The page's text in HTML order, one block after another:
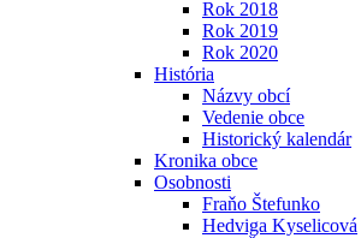
Rok 2018
Rok 2019
Rok 2020
História
Názvy obcí
Vedenie obce
Historický kalendár
Kronika obce
Osobnosti
Fraňo Štefunko
Hedviga Kyselicová